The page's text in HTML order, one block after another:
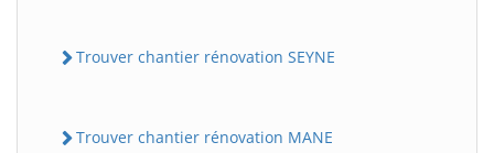
Trouver chantier rénovation SEYNE
Trouver chantier rénovation MANE